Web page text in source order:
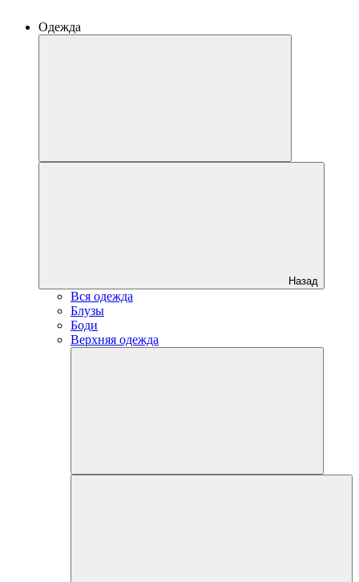
Одежда
Назад
Вся одежда
Блузы
Боди
Верхняя одежда